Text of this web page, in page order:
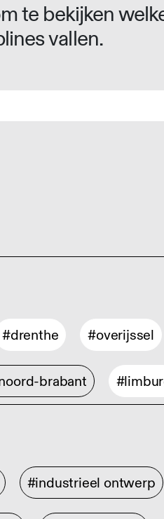
te bekijken
vallen.
#drenthe #overijssel
brabant
#industrieel ontwerp